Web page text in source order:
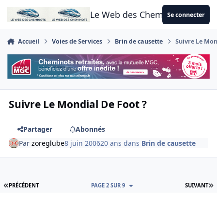
Aller au contenu
Le Web des CheminotsSe connecter
Accueil Voies de Services Brin de causette Suivre Le
Suivre Le Mondial De Foot ?
Partager
Abonnés
Parzoreglube8 juin 200620 ans dans Brin de causette
PREMIÈRE PAGE
PRÉCÉDENT SUIVANT
PAGE 2 SUR 9